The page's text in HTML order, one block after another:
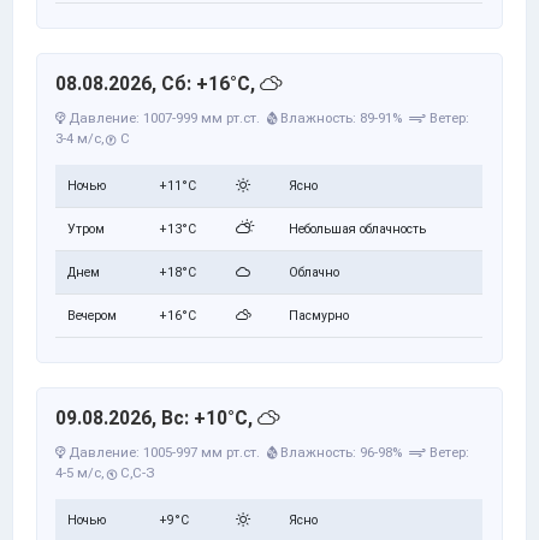
08.08.2026, Сб: +16°C,
Давление: 1007-999 мм рт.ст. Влажность: 89-91%
Ветер:
3-4 м/с,
С
Ночью +11°C Ясно
Утром +13°C Небольшая облачность
Днем +18°C Облачно
Вечером +16°C Пасмурно
09.08.2026, Вс: +10°C,
Давление: 1005-997 мм рт.ст. Влажность: 96-98%
Ветер:
4-5 м/с, С,С-З
Ночью +9°C Ясно